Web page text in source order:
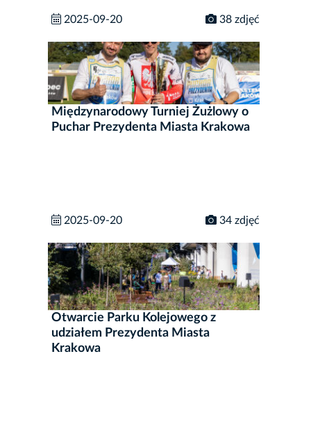
2025-09-20 38 zdjęć
Międzynarodowy Turniej Żużlowy o
Puchar Prezydenta Miasta Krakowa
2025-09-20 34 zdjęć
Otwarcie Parku Kolejowego z
udziałem Prezydenta Miasta
Krakowa